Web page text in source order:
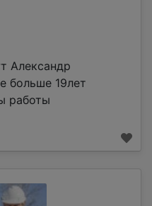
Александр
больше 19лет
работы